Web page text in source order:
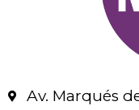
Av. Marqués